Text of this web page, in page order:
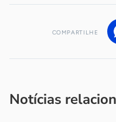
COMPARTILHE
Notícias